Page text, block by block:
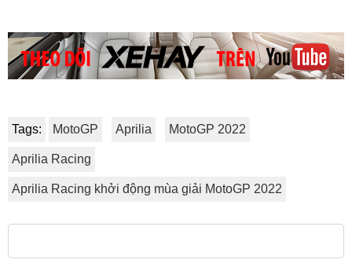
Tags: MotoGP Aprilia MotoGP 2022
Aprilia Racing
Aprilia Racing khởi động mùa giải MotoGP 2022